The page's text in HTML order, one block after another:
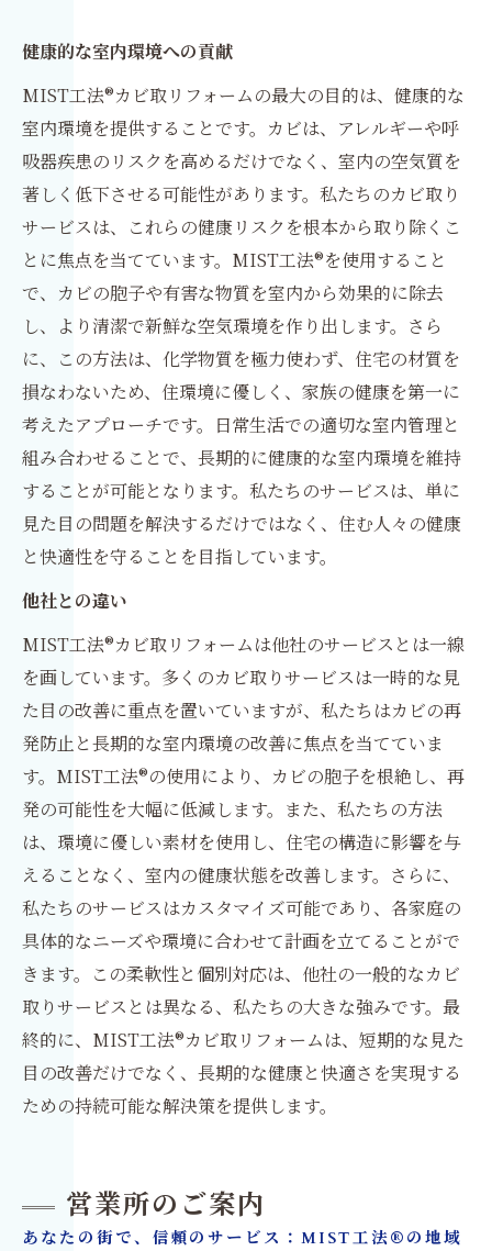
健康的な室内環境への貢献
MIST工法®カビ取リフォームの最大の目的は、健康的な
室内環境を提供することです。カビは、アレルギーや呼
吸器疾患のリスクを高めるだけでなく、室内の空気質を
著しく低下させる可能性があります。私たちのカビ取り
サービスは、これらの健康リスクを根本から取り除くこ
とに焦点を当てています。MIST工法®を使用すること
で、カビの胞子や有害な物質を室内から効果的に除去
し、より清潔で新鮮な空気環境を作り出します。さら
に、この方法は、化学物質を極力使わず、住宅の材質を
損なわないため、住環境に優しく、家族の健康を第一に
考えたアプローチです。日常生活での適切な室内管理と
組み合わせることで、長期的に健康的な室内環境を維持
することが可能となります。私たちのサービスは、単に
見た目の問題を解決するだけではなく、住む人々の健康
と快適性を守ることを目指しています。
他社との違い
MIST工法®カビ取リフォームは他社のサービスとは一線
を画しています。多くのカビ取りサービスは一時的な見
た目の改善に重点を置いていますが、私たちはカビの再
発防止と長期的な室内環境の改善に焦点を当てていま
す。MIST工法®の使用により、カビの胞子を根絶し、再
発の可能性を大幅に低減します。また、私たちの方法
は、環境に優しい素材を使用し、住宅の構造に影響を与
えることなく、室内の健康状態を改善します。さらに、
私たちのサービスはカスタマイズ可能であり、各家庭の
具体的なニーズや環境に合わせて計画を立てることがで
きます。この柔軟性と個別対応は、他社の一般的なカビ
取りサービスとは異なる、私たちの大きな強みです。最
終的に、MIST工法®カビ取リフォームは、短期的な見た
目の改善だけでなく、長期的な健康と快適さを実現する
ための持続可能な解決策を提供します。
営業所のご案内
あなたの街で、信頼のサービス：MIST工法®の地域